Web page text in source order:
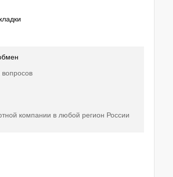
компании в любой регион России